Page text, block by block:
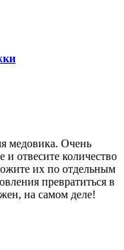
медовика. Очень
и отвесите количество
их по отдельным
превратиться в
на самом деле!